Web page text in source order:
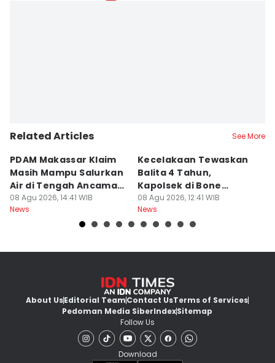
Related Articles See More
PDAM Makassar Klaim
Masih Mampu Salurkan
Air di Tengah Ancaman
Kekeringan
08 Agu 2026, 14:41 WIB
News
Kecelakaan Tewaskan
Balita 4 Tahun,
Kapolsek di Bone
Diperiksa Propam
08 Agu 2026, 12:41 WIB
News
About UsEditorial TeamContact UsTerms of Services
Pedoman Media SiberIndexSitemap
Follow Us
Download